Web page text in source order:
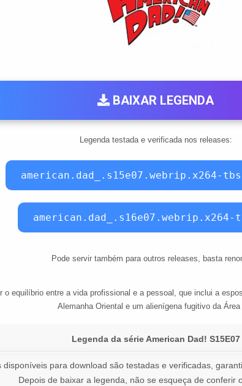
BAIXAR LEGENDA
Legenda testada e verificada nos releases:
american.dad_.s15e07.webrip.x264-
Pode servir também para outros releases, basta
equilíbrio entre a vida profissional e a pessoal, que inclui a
Alemanha Oriental e um alienígena fugitivo da Área
Legenda da série American Dad! S15E07
disponíveis para download são testadas e verificadas,
Depois de baixar a legenda, não se esqueça de conferir